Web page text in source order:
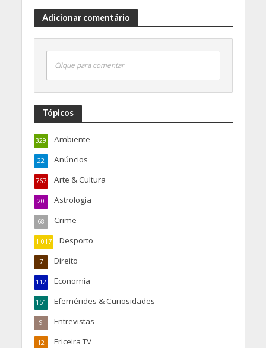
Adicionar comentário
Clique para comentar
Tópicos
Ambiente
329
Anúncios
22
Arte & Cultura
767
Astrologia
20
Crime
68
Desporto
1.017
Direito
7
Economia
112
Efemérides & Curiosidades
151
Entrevistas
9
Ericeira TV
12